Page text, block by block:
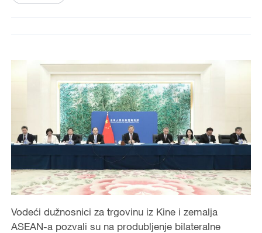
Vodeći dužnosnici za trgovinu iz Kine i zemalja
ASEAN-a pozvali su na produbljenje bilateralne